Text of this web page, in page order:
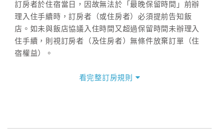
訂房者於住宿當日，因故無法於「最晚保留時間」前辦
理入住手續時，訂房者（或住房者）必須提前告知飯
店。如未與飯店協議入住時間又超過保留時間未辦理入
住手續，則視訂房者（及住房者）無條件放棄訂單（住
宿權益）。
四、訂單異動
看完整訂房規則